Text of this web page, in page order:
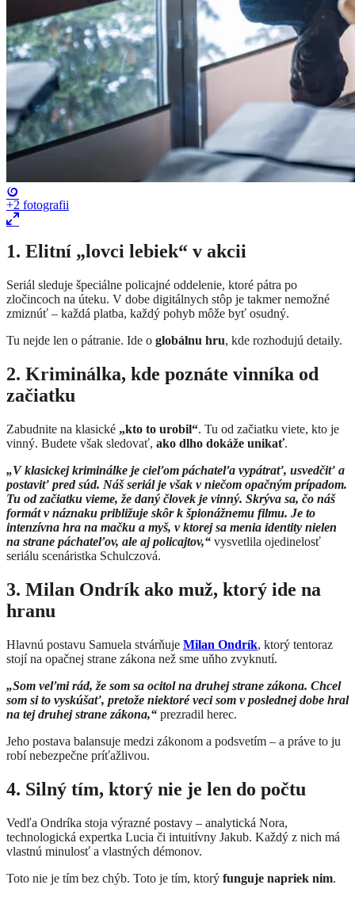
+2 fotografii
1. Elitní „lovci lebiek“ v akcii
Seriál sleduje špeciálne policajné oddelenie, ktoré pátra po
zločincoch na úteku. V dobe digitálnych stôp je takmer nemožné
zmiznúť – každá platba, každý pohyb môže byť osudný.
Tu nejde len o pátranie. Ide o globálnu hru, kde rozhodujú detaily.
2. Kriminálka, kde poznáte vinníka od
začiatku
Zabudnite na klasické „kto to urobil“. Tu od začiatku viete, kto je
vinný. Budete však sledovať, ako dlho dokáže unikať.
„V klasickej kriminálke je cieľom páchateľa vypátrať, usvedčiť a
postaviť pred súd. Náš seriál je však v niečom opačným prípadom.
Tu od začiatku vieme, že daný človek je vinný. Skrýva sa, čo náš
formát v náznaku približuje skôr k špionážnemu filmu. Je to
intenzívna hra na mačku a myš, v ktorej sa menia identity nielen
na strane páchateľov, ale aj policajtov,“ vysvetlila ojedinelosť
seriálu scenáristka Schulczová.
3. Milan Ondrík ako muž, ktorý ide na
hranu
Hlavnú postavu Samuela stvárňuje Milan Ondrík, ktorý tentoraz
stojí na opačnej strane zákona než sme uňho zvyknutí.
„Som veľmi rád, že som sa ocitol na druhej strane zákona. Chcel
som si to vyskúšať, pretože niektoré veci som v poslednej dobe hral
na tej druhej strane zákona,“ prezradil herec.
Jeho postava balansuje medzi zákonom a podsvetím – a práve to ju
robí nebezpečne príťažlivou.
4. Silný tím, ktorý nie je len do počtu
Vedľa Ondríka stoja výrazné postavy – analytická Nora,
technologická expertka Lucia či intuitívny Jakub. Každý z nich má
vlastnú minulosť a vlastných démonov.
Toto nie je tím bez chýb. Toto je tím, ktorý funguje napriek nim.